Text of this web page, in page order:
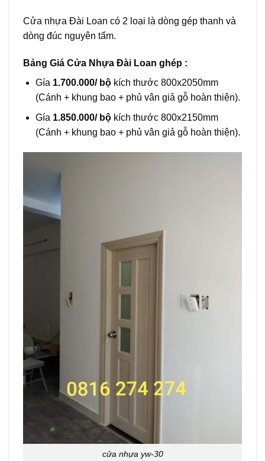
Cửa nhựa Đài Loan có 2 loại là dòng gép thanh và
dòng đúc nguyên tấm.
Bảng Giá Cửa Nhựa Đài Loan ghép :
Gía 1.700.000/ bộkích thước 800x2050mm
(Cánh + khung bao + phủ vân giả gỗ hoàn thiện).
Gía 1.850.000/ bộkích thước 800x2150mm
(Cánh + khung bao + phủ vân giả gỗ hoàn thiện).
cửa nhựa yw-30